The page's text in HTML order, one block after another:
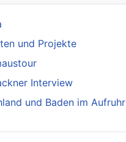
und Projekte
Interview
und Baden im Aufruhr